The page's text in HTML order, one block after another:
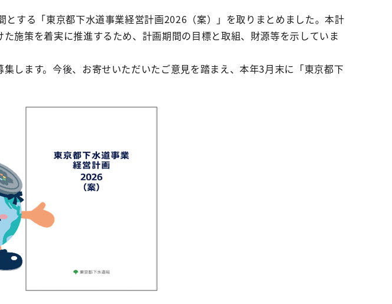
する「東京都下水道事業経営計画2026（案）」を取りまとめました。本計
施策を着実に推進するため、計画期間の目標と取組、財源等を示していま
します。今後、お寄せいただいたご意見を踏まえ、本年3月末に「東京都下